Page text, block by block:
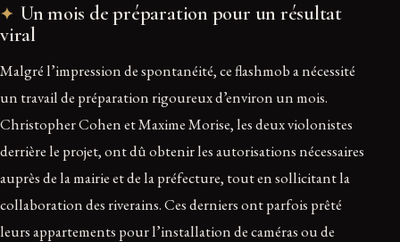
Un mois de préparation pour un résultat
viral
Malgré l’impression de spontanéité, ce flashmob a nécessité
un travail de préparation rigoureux d’environ un mois.
Christopher Cohen et Maxime Morise, les deux violonistes
derrière le projet, ont dû obtenir les autorisations nécessaires
auprès de la mairie et de la préfecture, tout en sollicitant la
collaboration des riverains. Ces derniers ont parfois prêté
leurs appartements pour l’installation de caméras ou de